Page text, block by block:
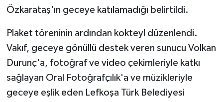
Özkarataş'ın geceye katılamadığı belirtildi.
Plaket töreninin ardından kokteyl düzenlendi.
Vakıf, geceye gönüllü destek veren sunucu Volkan
Durunç'a, fotoğraf ve video çekimleriyle katkı
sağlayan Oral Fotoğrafçılık'a ve müzikleriyle
geceye eşlik eden Lefkoşa Türk Belediyesi